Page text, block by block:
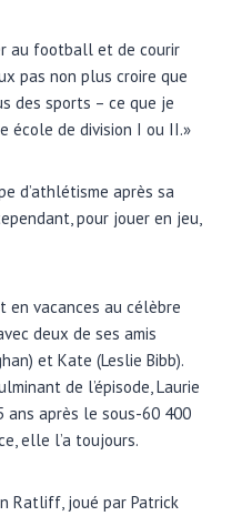
au football et de courir
pas non plus croire que
des sports – ce que je
école de division I ou II.»
d’athlétisme après sa
pour jouer en jeu,
en vacances au célèbre
deux de ses amis
et Kate (Leslie Bibb).
de l’épisode, Laurie
après le sous-60 400
elle l’a toujours.
Ratliff, joué par Patrick